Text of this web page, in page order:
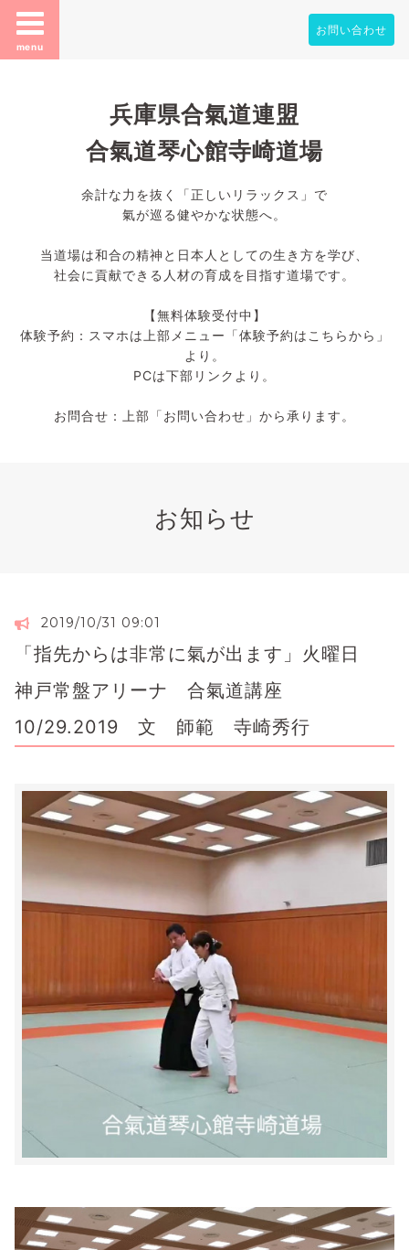
menu
お問い合わせ
兵庫県合氣道連盟
合氣道琴心館寺崎道場
余計な力を抜く「正しいリラックス」で
氣が巡る健やかな状態へ。
当道場は和合の精神と日本人としての生き方を学び、
社会に貢献できる人材の育成を目指す道場です。
【無料体験受付中】
体験予約：スマホは上部メニュー「体験予約はこちらから」
より。
PCは下部リンクより。
お問合せ：上部「お問い合わせ」から承ります。
お知らせ
2019/10/31 09:01
「指先からは非常に氣が出ます」火曜日
神戸常盤アリーナ 合氣道講座
10/29.2019 文 師範 寺崎秀行